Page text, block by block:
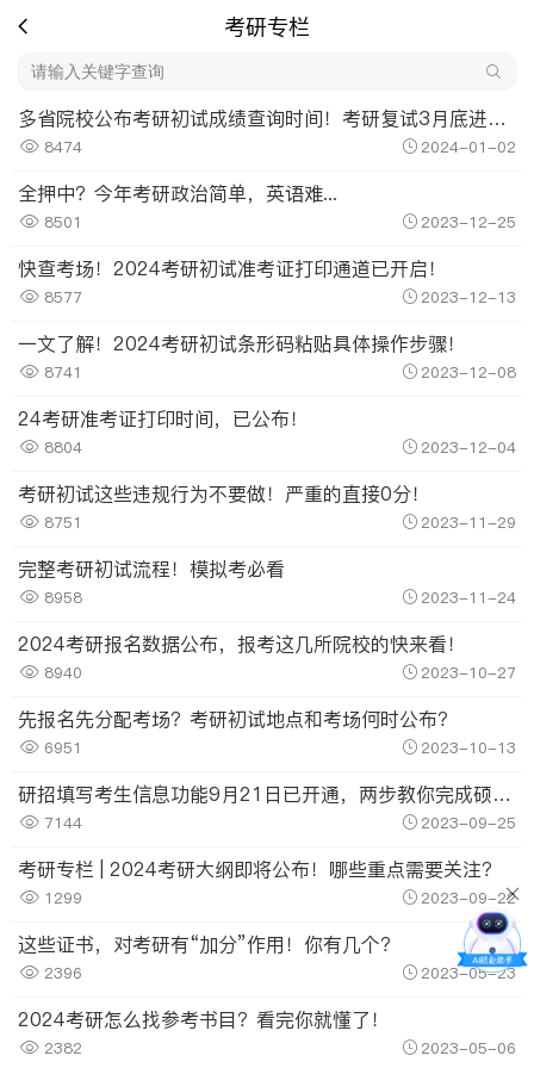
考研专栏
多省院校公布考研初试成绩查询时间！考研复试3月底进行！
8474 2024-01-02
全押中？今年考研政治简单，英语难...
8501 2023-12-25
快查考场！2024考研初试准考证打印通道已开启！
8577 2023-12-13
一文了解！2024考研初试条形码粘贴具体操作步骤！
8741 2023-12-08
24考研准考证打印时间，已公布！
8804 2023-12-04
考研初试这些违规行为不要做！严重的直接0分！
8751 2023-11-29
完整考研初试流程！模拟考必看
8958 2023-11-24
2024考研报名数据公布，报考这几所院校的快来看！
8940 2023-10-27
先报名先分配考场？考研初试地点和考场何时公布？
6951 2023-10-13
研招填写考生信息功能9月21日已开通，两步教你完成硕士统考网报
7144 2023-09-25
考研专栏 | 2024考研大纲即将公布！哪些重点需要关注？
1299 2023-09-22
这些证书，对考研有“加分”作用！你有几个？
2396 2023-05-23
2024考研怎么找参考书目？看完你就懂了！
2382 2023-05-06